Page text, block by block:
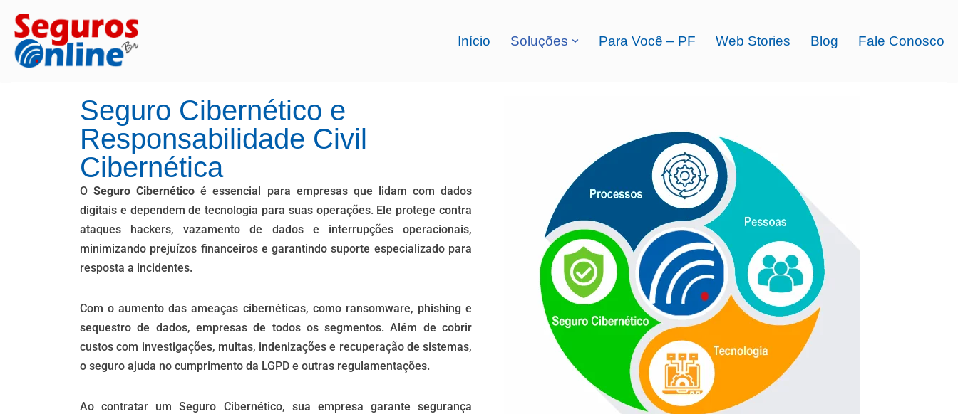
Pular
para
Início Soluções Para Você – PF Web Stories Blog Fale Conosco
Seguro Cibernético e
Responsabilidade Civil
Cibernética
OSeguro Cibernético é essencial para empresas que lidam com dados
digitais e dependem de tecnologia para suas operações. Ele protege contra
ataques hackers, vazamento de dados e interrupções operacionais,
minimizando prejuízos financeiros e garantindo suporte especializado para
resposta a incidentes.
Com o aumento das ameaças cibernéticas, como ransomware, phishing e
sequestro de dados, empresas de todos os segmentos. Além de cobrir
custos com investigações, multas, indenizações e recuperação de sistemas,
o seguro ajuda no cumprimento da LGPD e outras regulamentações.
Ao contratar um Seguro Cibernético, sua empresa garante segurança